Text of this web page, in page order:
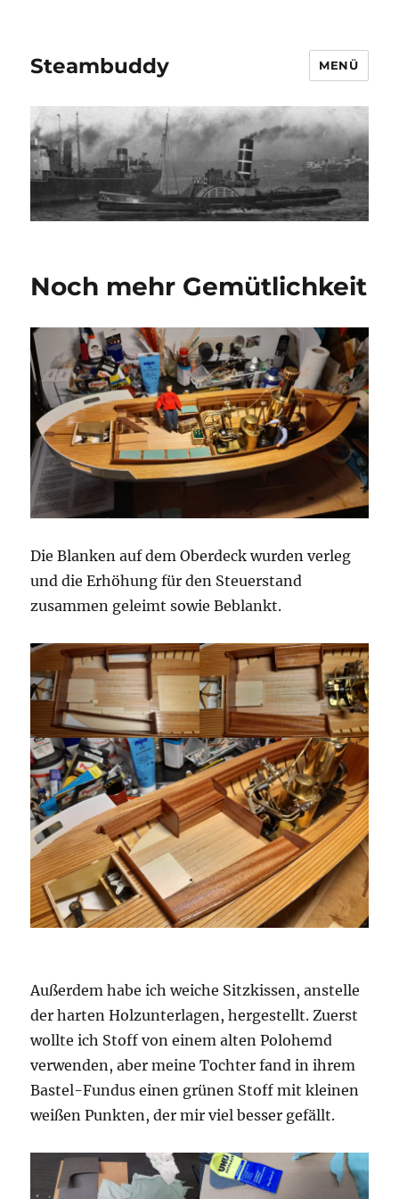
Steambuddy MENÜ
Noch mehr Gemütlichkeit
Die Blanken auf dem Oberdeck wurden verleg
und die Erhöhung für den Steuerstand
zusammen geleimt sowie Beblankt.
Außerdem habe ich weiche Sitzkissen, anstelle
der harten Holzunterlagen, hergestellt. Zuerst
wollte ich Stoff von einem alten Polohemd
verwenden, aber meine Tochter fand in ihrem
Bastel-Fundus einen grünen Stoff mit kleinen
weißen Punkten, der mir viel besser gefällt.